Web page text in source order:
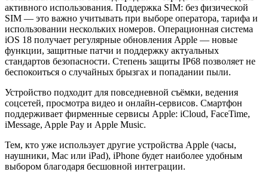
активного использования. Поддержка SIM: без физической
SIM — это важно учитывать при выборе оператора, тарифа и
использовании нескольких номеров. Операционная система
iOS 18 получает регулярные обновления Apple — новые
функции, защитные патчи и поддержку актуальных
стандартов безопасности. Степень защиты IP68 позволяет не
беспокоиться о случайных брызгах и попадании пыли.
Устройство подходит для повседневной съёмки, ведения
соцсетей, просмотра видео и онлайн-сервисов. Смартфон
поддерживает фирменные сервисы Apple: iCloud, FaceTime,
iMessage, Apple Pay и Apple Music.
Тем, кто уже использует другие устройства Apple (часы,
наушники, Mac или iPad), iPhone будет наиболее удобным
выбором благодаря бесшовной интеграции.